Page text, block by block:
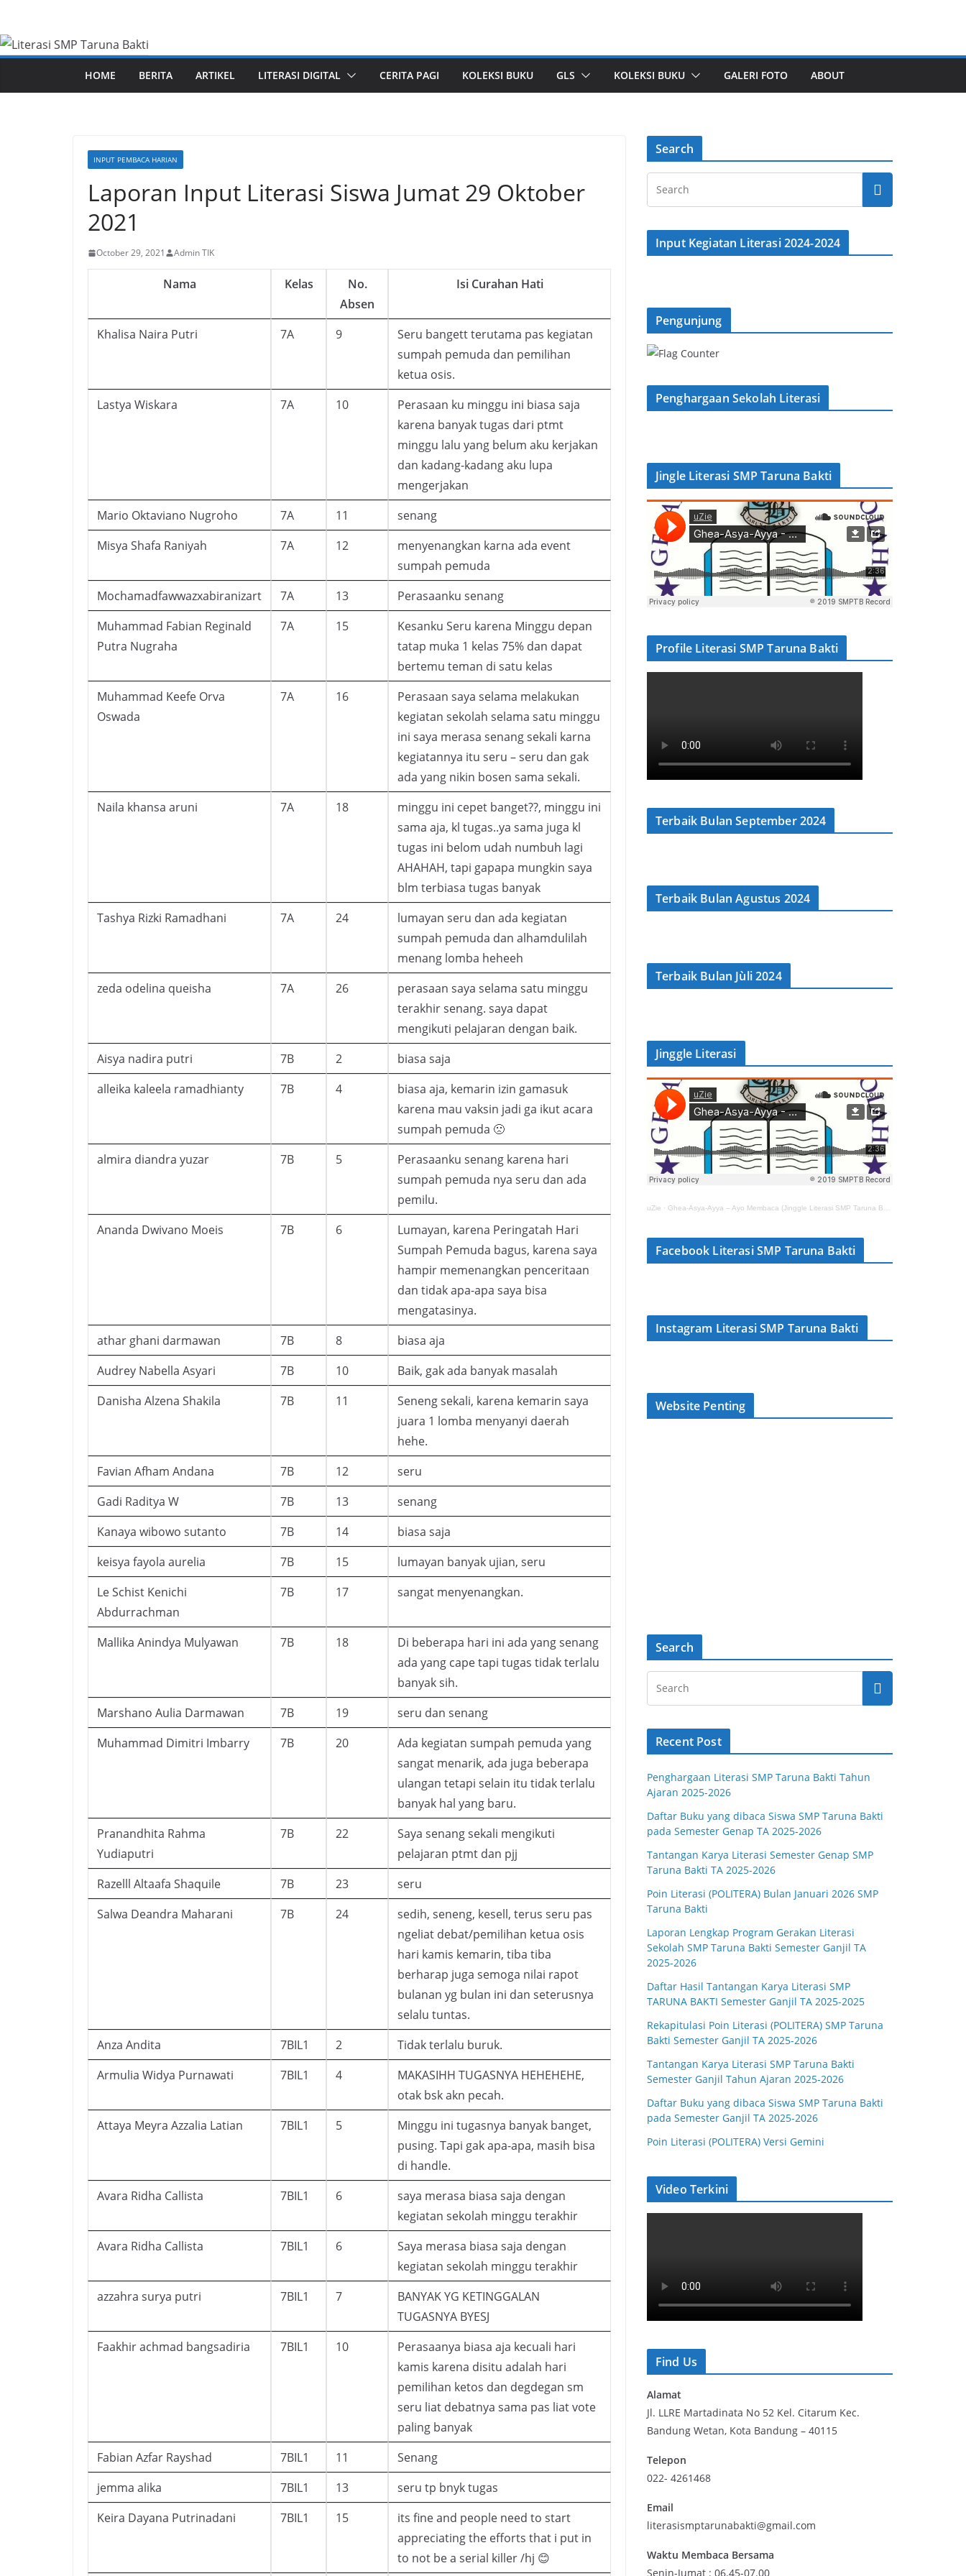
content
HOME BERITA ARTIKEL LITERASI DIGITAL CERITA PAGI KOLEKSI BUKU GLS KOLEKSI BUKU GALERI FOTO ABOUT
INPUT PEMBACA HARIAN
Laporan Input Literasi Siswa Jumat 29 Oktober
2021
October 29, 2021 Admin TIK
Nama Kelas
No.
Absen
Isi Curahan Hati
Khalisa Naira Putri 7A 9
Seru bangett terutama pas kegiatan
sumpah pemuda dan pemilihan
ketua osis.
Lastya Wiskara
7A 10
Perasaan ku minggu ini biasa saja
karena banyak tugas dari ptmt
minggu lalu yang belum aku kerjakan
dan kadang-kadang aku lupa
mengerjakan
Mario Oktaviano Nugroho
7A 11
senang
Misya Shafa Raniyah
7A 12
menyenangkan karna ada event
sumpah pemuda
Mochamadfawwazxabiranizart
7A 13
Perasaanku senang
Muhammad Fabian Reginald
Putra Nugraha
7A 15
Kesanku Seru karena Minggu depan
tatap muka 1 kelas 75% dan dapat
bertemu teman di satu kelas
Muhammad Keefe Orva
Oswada
7A 16
Perasaan saya selama melakukan
kegiatan sekolah selama satu minggu
ini saya merasa senang sekali karna
kegiatannya itu seru – seru dan gak
ada yang nikin bosen sama sekali.
Naila khansa aruni
7A 18
minggu ini cepet banget??, minggu ini
sama aja, kl tugas..ya sama juga kl
tugas ini belom udah numbuh lagi
AHAHAH, tapi gapapa mungkin saya
blm terbiasa tugas banyak
Tashya Rizki Ramadhani
7A 24
lumayan seru dan ada kegiatan
sumpah pemuda dan alhamdulilah
menang lomba heheeh
zeda odelina queisha
7A 26
perasaan saya selama satu minggu
terakhir senang. saya dapat
mengikuti pelajaran dengan baik.
Aisya nadira putri
7B 2
biasa saja
alleika kaleela ramadhianty
7B 4
biasa aja, kemarin izin gamasuk
karena mau vaksin jadi ga ikut acara
sumpah pemuda 🙁
almira diandra yuzar
7B 5
Perasaanku senang karena hari
sumpah pemuda nya seru dan ada
pemilu.
Ananda Dwivano Moeis
7B 6
Lumayan, karena Peringatah Hari
Sumpah Pemuda bagus, karena saya
hampir memenangkan penceritaan
dan tidak apa-apa saya bisa
mengatasinya.
athar ghani darmawan
7B 8
biasa aja
Audrey Nabella Asyari
7B 10
Baik, gak ada banyak masalah
Danisha Alzena Shakila
7B 11
Seneng sekali, karena kemarin saya
juara 1 lomba menyanyi daerah
hehe.
Favian Afham Andana
7B 12
seru
Gadi Raditya W
7B 13
senang
Kanaya wibowo sutanto
7B 14
biasa saja
keisya fayola aurelia
7B 15
lumayan banyak ujian, seru
Le Schist Kenichi
Abdurrachman
7B 17 sangat menyenangkan.
Mallika Anindya Mulyawan 7B 18
Di beberapa hari ini ada yang senang
ada yang cape tapi tugas tidak terlalu
banyak sih.
Marshano Aulia Darmawan
7B 19
seru dan senang
Muhammad Dimitri Imbarry
7B 20
Ada kegiatan sumpah pemuda yang
sangat menarik, ada juga beberapa
ulangan tetapi selain itu tidak terlalu
banyak hal yang baru.
Pranandhita Rahma
Yudiaputri
7B 22
Saya senang sekali mengikuti
pelajaran ptmt dan pjj
Razelll Altaafa Shaquile
7B 23
seru
Salwa Deandra Maharani
7B 24
sedih, seneng, kesell, terus seru pas
ngeliat debat/pemilihan ketua osis
hari kamis kemarin, tiba tiba
berharap juga semoga nilai rapot
bulanan yg bulan ini dan seterusnya
selalu tuntas.
Anza Andita
7BIL1 2
Tidak terlalu buruk.
Armulia Widya Purnawati
7BIL1 4
MAKASIHH TUGASNYA HEHEHEHE,
otak bsk akn pecah.
Attaya Meyra Azzalia Latian
7BIL1 5
Minggu ini tugasnya banyak banget,
pusing. Tapi gak apa-apa, masih bisa
di handle.
Avara Ridha Callista
7BIL1 6
saya merasa biasa saja dengan
kegiatan sekolah minggu terakhir
Avara Ridha Callista
7BIL1 6
Saya merasa biasa saja dengan
kegiatan sekolah minggu terakhir
azzahra surya putri
7BIL1 7
BANYAK YG KETINGGALAN
TUGASNYA BYESJ
Faakhir achmad bangsadiria
7BIL1 10
Perasaanya biasa aja kecuali hari
kamis karena disitu adalah hari
pemilihan ketos dan degdegan sm
seru liat debatnya sama pas liat vote
paling banyak
Fabian Azfar Rayshad
7BIL1 11
Senang
jemma alika
7BIL1 13
seru tp bnyk tugas
Keira Dayana Putrinadani
7BIL1 15
its fine and people need to start
appreciating the efforts that i put in
to not be a serial killer /hj 😊
Search
Input Kegiatan Literasi 2024-2024
Pengunjung
Penghargaan Sekolah Literasi
Jingle Literasi SMP Taruna Bakti
Profile Literasi SMP Taruna Bakti
Terbaik Bulan September 2024
Terbaik Bulan Agustus 2024
Terbaik Bulan Jùli 2024
Jinggle Literasi
uZie · Ghea-Asya-Ayya – Ayo Membaca (Jinggle Literasi SMP Taruna Bakti)
Facebook Literasi SMP Taruna Bakti
Instagram Literasi SMP Taruna Bakti
Website Penting
Search
Recent Post
Penghargaan Literasi SMP Taruna Bakti Tahun
Ajaran 2025-2026
Daftar Buku yang dibaca Siswa SMP Taruna Bakti
pada Semester Genap TA 2025-2026
Tantangan Karya Literasi Semester Genap SMP
Taruna Bakti TA 2025-2026
Poin Literasi (POLITERA) Bulan Januari 2026 SMP
Taruna Bakti
Laporan Lengkap Program Gerakan Literasi
Sekolah SMP Taruna Bakti Semester Ganjil TA
2025-2026
Daftar Hasil Tantangan Karya Literasi SMP
TARUNA BAKTI Semester Ganjil TA 2025-2025
Rekapitulasi Poin Literasi (POLITERA) SMP Taruna
Bakti Semester Ganjil TA 2025-2026
Tantangan Karya Literasi SMP Taruna Bakti
Semester Ganjil Tahun Ajaran 2025-2026
Daftar Buku yang dibaca Siswa SMP Taruna Bakti
pada Semester Ganjil TA 2025-2026
Poin Literasi (POLITERA) Versi Gemini
Video Terkini
Find Us
Alamat
Jl. LLRE Martadinata No 52 Kel. Citarum Kec.
Bandung Wetan, Kota Bandung – 40115
Telepon
022- 4261468
Email
literasismptarunabakti@gmail.com
Waktu Membaca Bersama
Senin-Jumat : 06.45-07.00